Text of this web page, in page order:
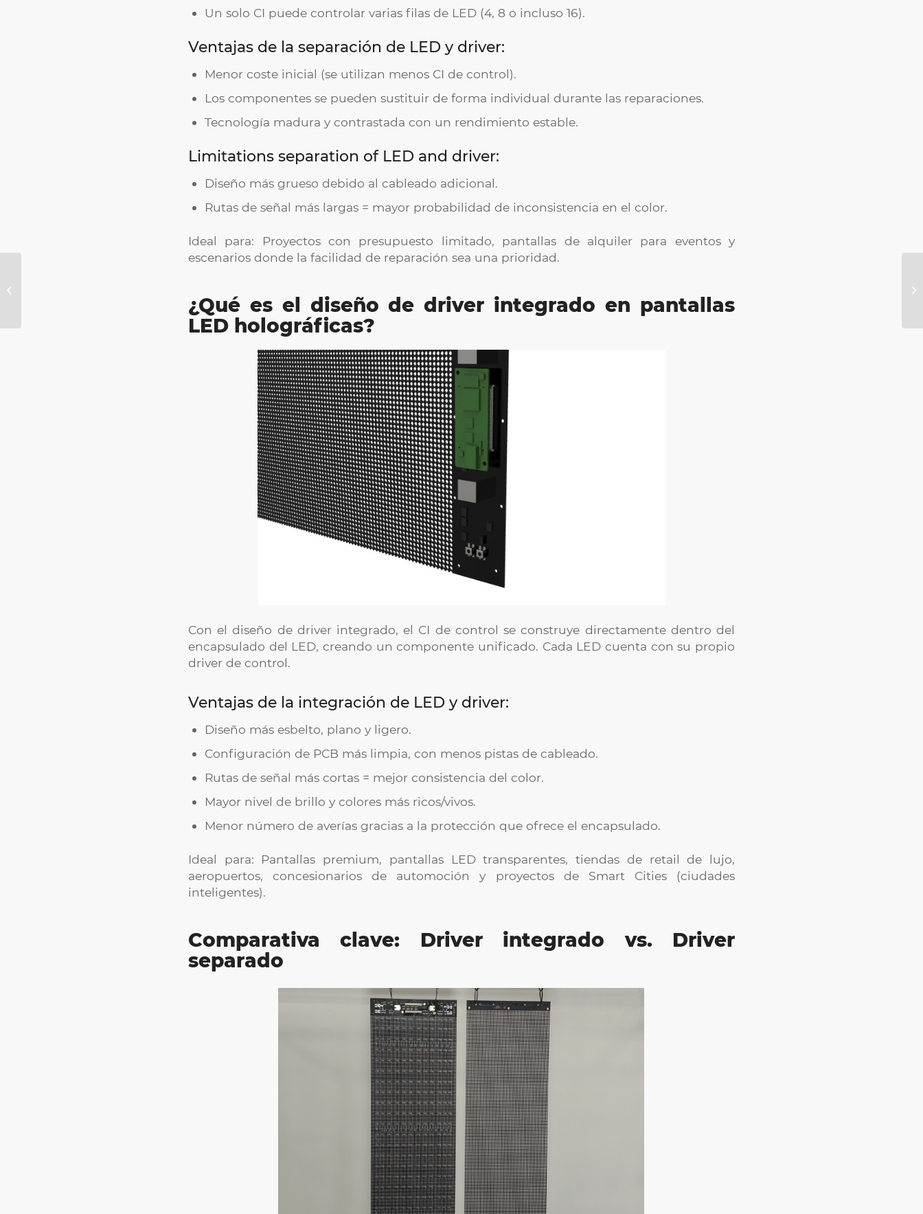
Un solo CI puede controlar varias filas de LED (4, 8 o incluso 16).
Ventajas de la separación de LED y driver:
Menor coste inicial (se utilizan menos CI de control).
Los componentes se pueden sustituir de forma individual durante las reparaciones.
Tecnología madura y contrastada con un rendimiento estable.
Limitations separation of LED and driver:
Diseño más grueso debido al cableado adicional.
Rutas de señal más largas = mayor probabilidad de inconsistencia en el color.
Ideal para: Proyectos con presupuesto limitado, pantallas de alquiler para eventos y
escenarios donde la facilidad de reparación sea una prioridad.
¿Qué es el diseño de driver integrado en pantallas
LED holográficas?
Con el diseño de driver integrado, el CI de control se construye directamente dentro del
encapsulado del LED, creando un componente unificado. Cada LED cuenta con su propio
driver de control.
Ventajas de la integración de LED y driver:
Diseño más esbelto, plano y ligero.
Configuración de PCB más limpia, con menos pistas de cableado.
Rutas de señal más cortas = mejor consistencia del color.
Mayor nivel de brillo y colores más ricos/vivos.
Menor número de averías gracias a la protección que ofrece el encapsulado.
Ideal para: Pantallas premium, pantallas LED transparentes, tiendas de retail de lujo,
aeropuertos, concesionarios de automoción y proyectos de Smart Cities (ciudades
inteligentes).
Comparativa clave: Driver integrado vs. Driver
separado